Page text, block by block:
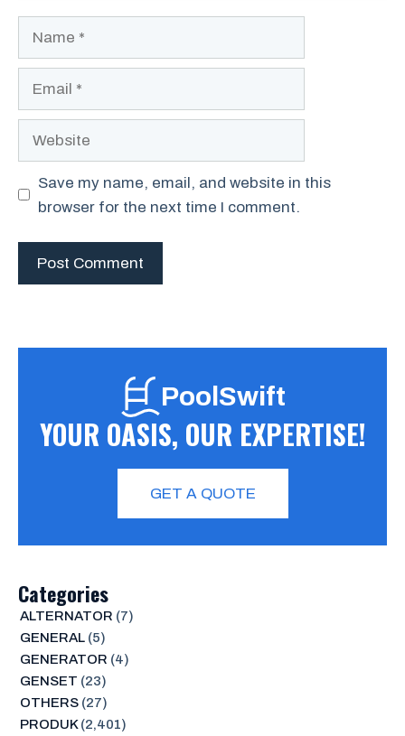
Save my name, email, and website in this
browser for the next time I comment.
PoolSwift
YOUR OASIS, OUR EXPERTISE!
GET A QUOTE
Categories
ALTERNATOR (7)
GENERAL(5)
GENERATOR (4)
GENSET (23)
OTHERS(27)
PRODUK(2,401)